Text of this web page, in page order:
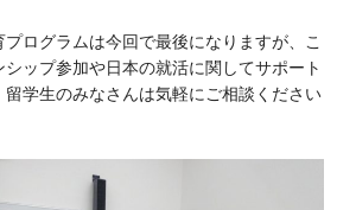
ログラムは今回で最後になりますが、こ
ップ参加や日本の就活に関してサポート
留学生のみなさんは気軽にご相談ください